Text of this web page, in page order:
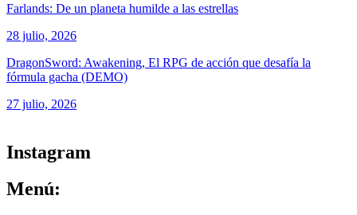
Farlands: De un planeta humilde a las estrellas
28 julio, 2026
DragonSword: Awakening, El RPG de acción que desafía la
fórmula gacha (DEMO)
27 julio, 2026
Instagram
Menú: